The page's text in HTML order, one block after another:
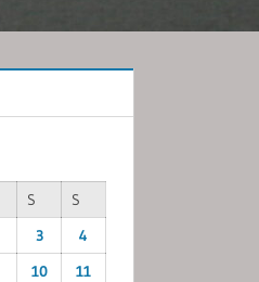
S
S
3
4
10
11